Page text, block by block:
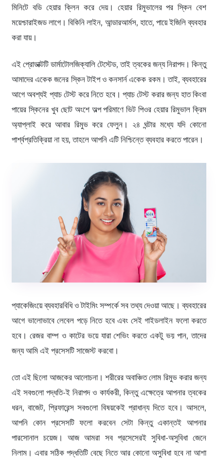
মিনিটে বডি হেয়ার ক্লিন করে দেয়। হেয়ার রিমুভালের পর স্কিন বেশ
ময়েশ্চারাইজড লাগে। বিকিনি লাইন, আন্ডারআর্মস, হাতে, পায়ে ইজিলি ব্যবহার
করা যায়।
এই প্রোডাক্টটি ডার্মাটোলজিক্যালি টেস্টেড, তাই ত্বকের জন্য নিরাপদ। কিন্তু
আমাদের একেক জনের স্কিন টাইপ ও কনসার্ন একেক রকম। তাই, ব্যবহারের
আগে অবশ্যই প্যাচ টেস্ট করে নিতে হবে। প্যাচ টেস্ট করার জন্য হাত কিংবা
পায়ের স্কিনের খুব ছোট অংশে অল্প পরিমাণে ভিট পিওর হেয়ার রিমুভাল ক্রিম
অ্যাপ্লাই করে আবার রিমুভ করে ফেলুন। ২৪ ঘন্টার মধ্যে যদি কোনো
পার্শ্বপ্রতিক্রিয়া না হয়, তাহলে আপনি এটি নিশ্চিন্তে ব্যবহার করতে পারেন।
প্যাকেজিংয়ে ব্যবহারবিধি ও টাইমিং সম্পর্কে সব তথ্য দেওয়া আছে। ব্যবহারের
আগে ভালোভাবে লেবেল পড়ে নিতে হবে এবং সেই গাইডলাইন ফলো করতে
হবে। রেজর বাম্প ও কাটের ভয়ে যারা শেভিং করতে একটু ভয় পান, তাদের
জন্য আমি এই প্রসেসটি সাজেস্ট করবো।
তো এই ছিলো আজকের আলোচনা। শরীরের অবাঞ্চিত লোম রিমুভ করার জন্য
এই সবগুলো পদ্ধতি-ই নিরাপদ ও কার্যকরী, কিন্তু এক্ষেত্রে আপনার ত্বকের
ধরন, বাজেট, প্রিফারেন্স সবগুলো বিষয়কেই প্রাধান্য দিতে হবে। আসলে,
আপনি কোন প্রসেসটি ফলো করবেন সেটা কিন্তু একান্তই আপনার
পারসোনাল চয়েজ। আজ আমরা সব প্রসেসেরই সুবিধা-অসুবিধা জেনে
নিলাম। এবার সঠিক পদ্ধতিটি বেছে নিতে আর কোনো অসুবিধা হবে না আশা